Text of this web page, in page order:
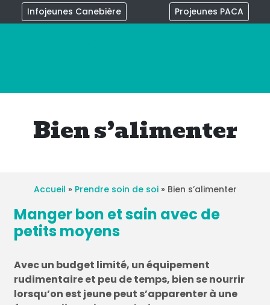
Infojeunes Canebière Projeunes PACA×
Bien s’alimenter
Accueil » Prendre soin de soi» Bien s’alimenter
Manger bon et sain avec de
petits moyens
Avec un budget limité, un équipement
rudimentaire et peu de temps, bien se nourrir
lorsqu’on est jeune peut s’apparenter à une